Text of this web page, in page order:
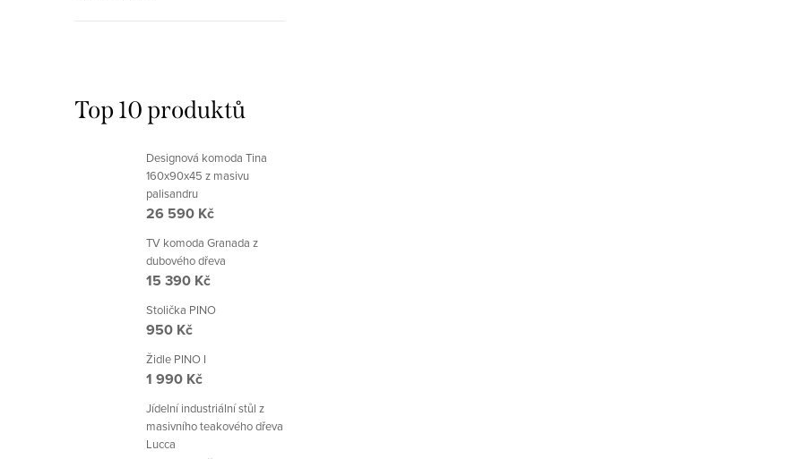
Top 10 produktů
Designová komoda Tina
160x90x45 z masivu
palisandru
26 590 Kč
TV komoda Granada z
dubového dřeva
15 390 Kč
Stolička PINO
950 Kč
Židle PINO I
1 990 Kč
Jídelní industriální stůl z
masivního teakového dřeva
Lucca